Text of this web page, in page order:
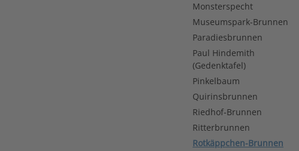
Monsterspecht
Museumspark-Brunnen
Paradiesbrunnen
Paul Hindemith
(Gedenktafel)
Pinkelbaum
Quirinsbrunnen
Riedhof-Brunnen
Ritterbrunnen
Rotkäppchen-Brunnen